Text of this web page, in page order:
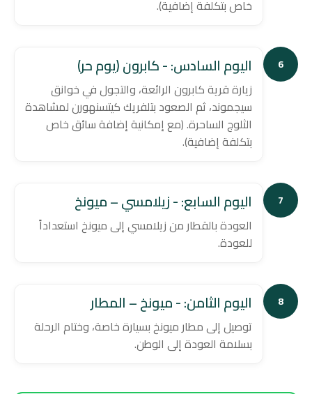
خاص بتكلفة إضافية).
6 اليوم السادس: - كابرون (يوم حر)
زيارة قرية كابرون الرائعة، والتجول في خوانق
سيجموند، ثم الصعود بتلفريك كيتسنهورن لمشاهدة
الثلوج الساحرة. (مع إمكانية إضافة سائق خاص
بتكلفة إضافية).
7 اليوم السابع: - زيلامسي – ميونخ
العودة بالقطار من زيلامسي إلى ميونخ استعداداً
للعودة.
8 اليوم الثامن: - ميونخ – المطار
توصيل إلى مطار ميونخ بسيارة خاصة، وختام الرحلة
بسلامة العودة إلى الوطن.